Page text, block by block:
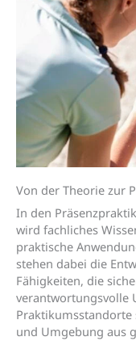
Von der Theorie zur
In den
wird fachliches
praktische
stehen dabei die
Fähigkeiten, die
verantwortungsvolle
und Umgebung aus